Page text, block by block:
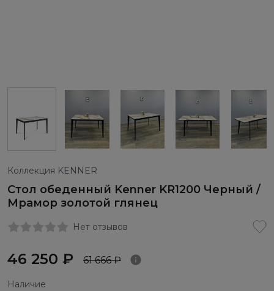
Коллекция KENNER
Стол обеденный Kenner KR1200 Черный /
Мрамор золотой глянец
Нет отзывов
46 250 ₽ 61 666 ₽
Наличие